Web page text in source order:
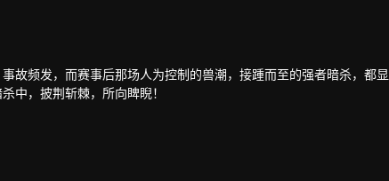
故频发，而赛事后那场人为控制的兽潮，接踵而至的强者暗杀，都显
，披荆斩棘，所向睥睨！